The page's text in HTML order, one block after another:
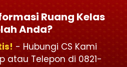
Ruang Kelas
Anda?
- Hubungi CS Kami
atau Telepon di 0821-